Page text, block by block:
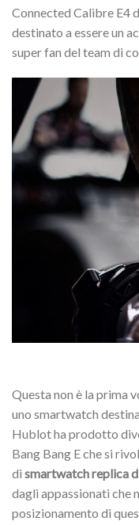
Connected Calibre E4
destinato a essere un
super fan del team di
Questa non è la prima
uno smartwatch
Hublot ha prodotto
Bang Bang E che si
di smartwatch replica
dagli appassionati che
posizionamento di